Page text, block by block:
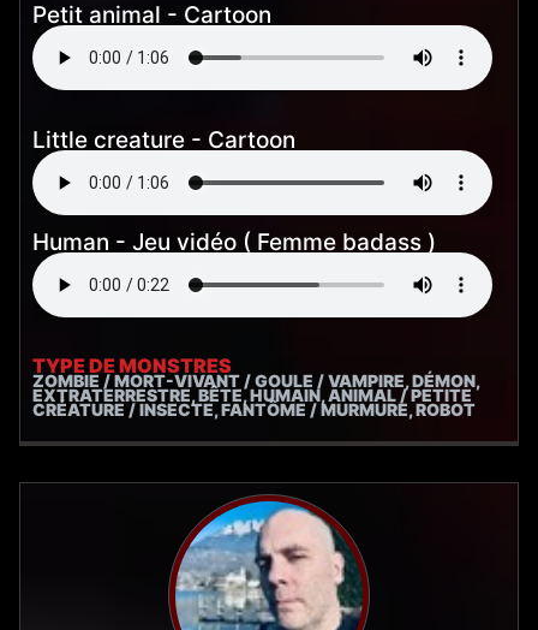
Petit animal - Cartoon
Little creature - Cartoon
Human - Jeu vidéo ( Femme badass )
TYPE DE MONSTRES
ZOMBIE / MORT-VIVANT / GOULE / VAMPIRE, DÉMON,
EXTRATERRESTRE, BÊTE, HUMAIN, ANIMAL / PETITE
CRÉATURE / INSECTE, FANTÔME / MURMURE, ROBOT